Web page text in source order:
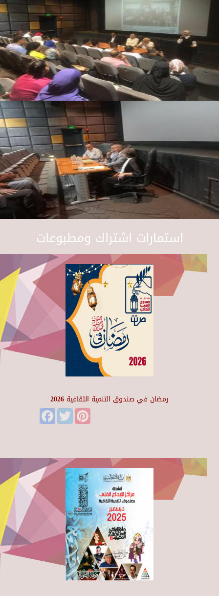
استمارات اشتراك ومطبوعات
رمضان في صندوق التنمية الثقافية 2026
FacebookTwitter